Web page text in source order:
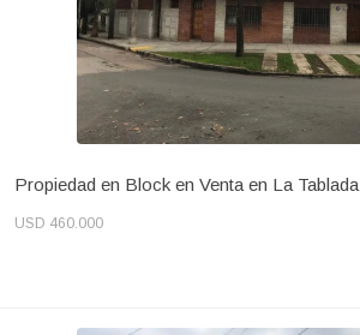
Propiedad en Block en Venta en La Tablada
USD 460.000